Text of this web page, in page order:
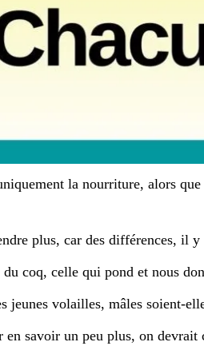
la nourriture, alors que
plus, car des différences, il y
coq, celle qui pond et nous
jeunes volailles, mâles soient-
en savoir un peu plus, on